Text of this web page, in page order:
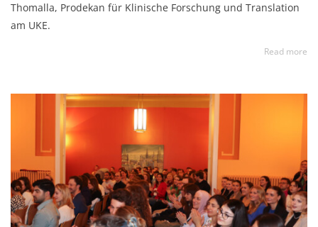
Thomalla, Prodekan für Klinische Forschung und Translation
am UKE.
Read more